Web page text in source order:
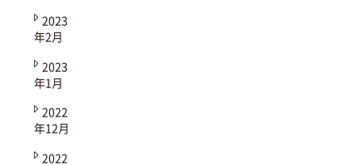
2023
年2月
2023
年1月
2022
年12月
2022